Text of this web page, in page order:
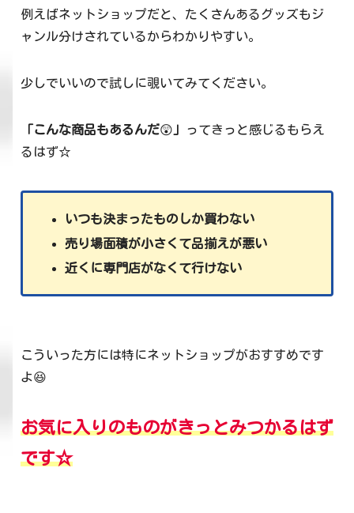
例えばネットショップだと、たくさんあるグッズもジ
ャンル分けされているからわかりやすい。
少しでいいので試しに覗いてみてください。
「こんな商品もあるんだ😲
ってきっと感じるもらえ
るはず☆
いつも決まったものしか買わない
売り場面積が小さくて品揃えが悪い
近くに専門店がなくて行けない
こういった方には特にネットショップがおすすめです
よ😆
お気に入りのものがきっとみつかるはず
です☆